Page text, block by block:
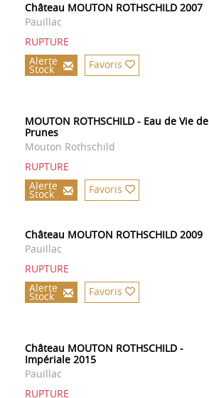
Château MOUTON ROTHSCHILD 2007
Pauillac
RUPTURE
Alerte
Stock Favoris
MOUTON ROTHSCHILD - Eau de Vie de
Prunes
Mouton Rothschild
RUPTURE
Alerte
Stock Favoris
Château MOUTON ROTHSCHILD 2009
Pauillac
RUPTURE
Alerte
Stock Favoris
Château MOUTON ROTHSCHILD -
Impériale 2015
Pauillac
RUPTURE